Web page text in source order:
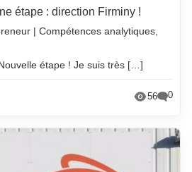
étape : direction Firminy !
| Compétences analytiques,
étape ! Je suis très […]
56 0